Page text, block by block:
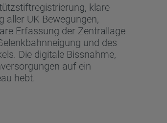
klare
aller UK Bewegungen,
Erfassung der Zentrallage
und des
Die digitale Bissnahme,
auf ein
hebt.